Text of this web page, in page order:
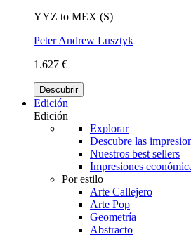
YYZ to MEX (S)
Peter Andrew Lusztyk
1.627 €
Descubrir
Edición
Edición
Explorar
Descubre las
Nuestros best sellers
Impresiones
Por estilo
Arte Callejero
Arte Pop
Geometría
Abstracto